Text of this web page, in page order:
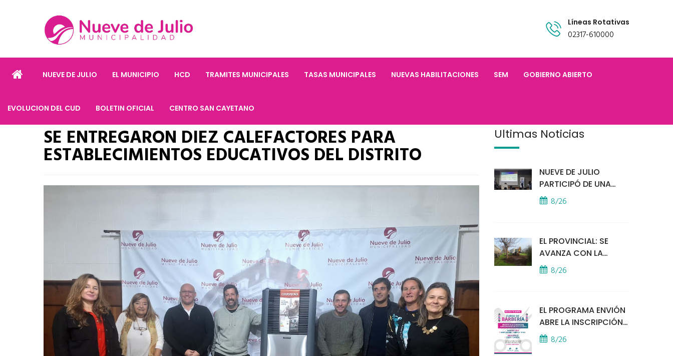
Líneas Rotativas
02317-610000
NUEVE DE JULIO EL MUNICIPIO HCD TRAMITES MUNICIPALES TASAS MUNICIPALES NUEVAS HABILITACIONES SEM GOBIERNO ABIERTO
EVOLUCION DEL CUD BOLETIN OFICIAL CENTRO SAN CAYETANO
SE ENTREGARON DIEZ CALEFACTORES PARA
ESTABLECIMIENTOS EDUCATIVOS DEL DISTRITO
Últimas Noticias
NUEVE DE JULIO
PARTICIPÓ DE UNA
IMPORTANTE
CAPACITACIÓN
8/26
EL PROVINCIAL: SE
AVANZA CON LA
INSTALACIÓN DEL
MÓDULO POLICIAL
8/26
EL PROGRAMA ENVIÓN
ABRE LA INSCRIPCIÓN
A UN CURSO DE
BARBERÍA
8/26